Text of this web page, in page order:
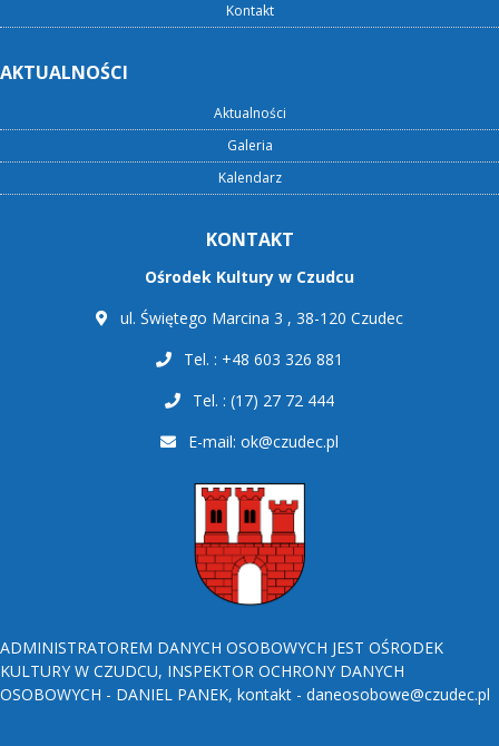
Kontakt
AKTUALNOŚCI
Aktualności
Galeria
Kalendarz
KONTAKT
Ośrodek Kultury w Czudcu
ul. Świętego Marcina 3 , 38-120 Czudec
Tel. : +48 603 326 881
Tel. : (17) 27 72 444
E-mail: ok@czudec.pl
ADMINISTRATOREM DANYCH OSOBOWYCH JEST OŚRODEK
KULTURY W CZUDCU, INSPEKTOR OCHRONY DANYCH
OSOBOWYCH - DANIEL PANEK, kontakt - daneosobowe@czudec.pl